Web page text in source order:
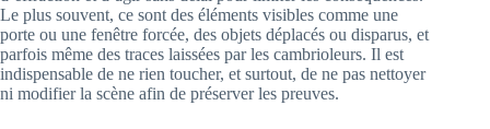
Le plus souvent, ce sont des éléments visibles comme une
porte ou une fenêtre forcée, des objets déplacés ou disparus, et
parfois même des traces laissées par les cambrioleurs. Il est
indispensable de ne rien toucher, et surtout, de ne pas nettoyer
ni modifier la scène afin de préserver les preuves.